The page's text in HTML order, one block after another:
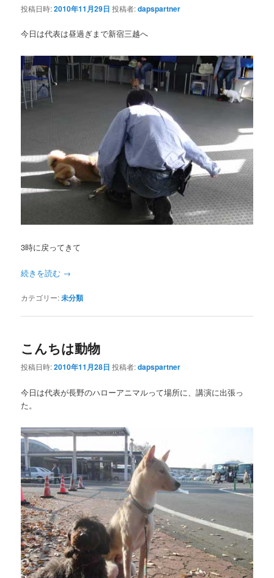
投稿日時:2010年11月29日 投稿者:dapspartner
今日は代表は昼過ぎまで新宿三越へ
3時に戻ってきて
続きを読む →
カテゴリー:未分類
こんちは動物
投稿日時:2010年11月28日 投稿者:dapspartner
今日は代表が長野のハローアニマルって場所に、講演に出張っ
た。